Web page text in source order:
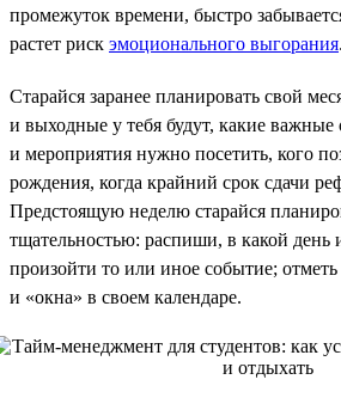
промежуток времени, быстро
растет риск эмоционального выгорания.
Старайся заранее планировать свой
и выходные у тебя будут, какие важные
и мероприятия нужно посетить, кого
рождения, когда крайний срок сдачи
Предстоящую неделю старайся
тщательностью: распиши, в какой день
произойти то или иное событие;
и «окна» в своем календаре.